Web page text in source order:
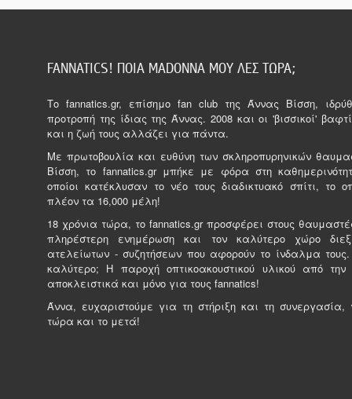
FANNATICS! ΠΟΙΑ MADONNA ΜΟΥ ΛΕΣ ΤΩΡΑ;
Tο fannatics.gr, επίσημο fan club της Άννας Βίσση,
προτροπή της ίδιας της Άννας. 2008 και οι 'βισσικοί'
και η ζωή τους αλλάζει για πάντα.
Με πρωτοβουλία και ευθύνη των σκληροπυρηνικών
Βίσση, το fannatics.gr μπήκε με φόρα στη
οποίοι κατέκλυσαν το νέο τους διαδικτυακό σπίτι, το
πλέον τα 16,000 μέλη!
18 χρόνια τώρα, το fannatics.gr προσφέρει στους
πληρέστερη ενημέρωση και τον καλύτερο χώρο
ατελείωτων - συζητήσεων που αφορούν το ίνδαλμα
καλύτερο; Η παροχή οπτικοακουστικού υλικού από
αποκλειστικά και μόνο για τους fannatics!
Άννα, ευχαριστούμε για τη στήριξη και τη συνεργασία,
τώρα και το μετά!